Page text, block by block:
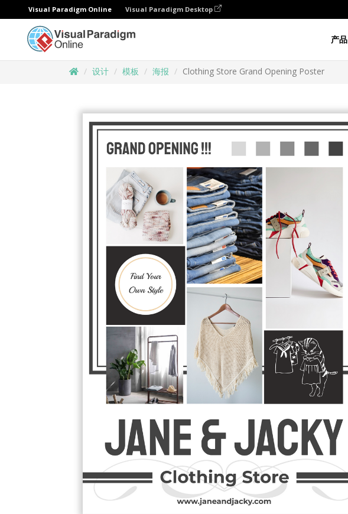
Visual Paradigm Online Visual Paradigm Desktop
产品
设计 模板 海报 Clothing Store Grand Opening Poster